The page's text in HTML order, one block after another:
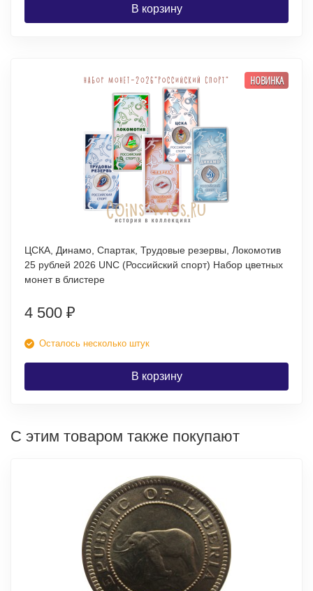
В корзину
НОВИНКА
ЦСКА, Динамо, Спартак, Трудовые резервы, Локомотив
25 рублей 2026 UNC (Российский спорт) Набор цветных
монет в блистере
4 500 ₽
Осталось несколько штук
В корзину
С этим товаром также покупают